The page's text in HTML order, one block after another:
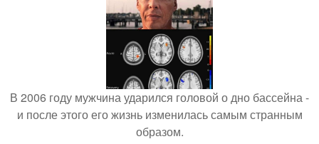
В 2006 году мужчина ударился головой о дно бассейна -
и после этого его жизнь изменилась самым странным
образом.